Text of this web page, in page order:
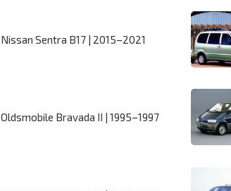
Nissan Sentra B17 | 2015–2021
Oldsmobile Bravada II | 1995–1997